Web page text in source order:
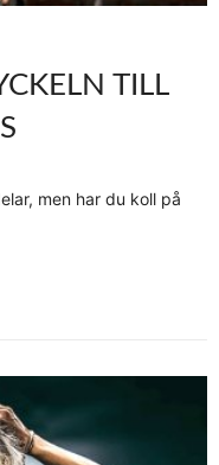
TILL
men har du koll på